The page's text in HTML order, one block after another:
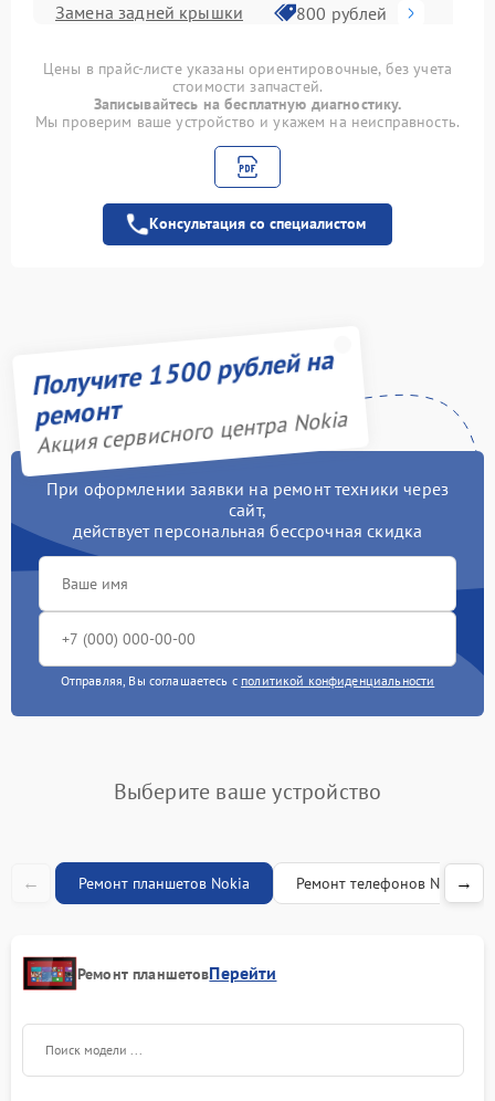
Замена задней крышки 800 рублей
Замена контроллера 1100 рублей
Чистка от пыли 900 рублей
Замена разъема питания 700 рублей
мейн платы)
1200 рублей
Замена шлейфа 700 рублей
Замена стекла
Замена корпуса
Цены в прайс-листе указаны ориентировочные, без учета
стоимости запчастей.
Записывайтесь на бесплатную диагностику.
Мы проверим ваше устройство и укажем на неисправность.
Консультация со специалистом
Получите 1500 рублей на
ремонт
Акция сервисного центра Nokia
При оформлении заявки на ремонт техники через
сайт,
действует персональная бессрочная скидка
Отправляя, Вы соглашаетесь с политикой конфиденциальности
Выберите ваше устройство
← Ремонт планшетов Nokia Ремонт телефонов Nokia
→
Ремонт планшетовПерейти